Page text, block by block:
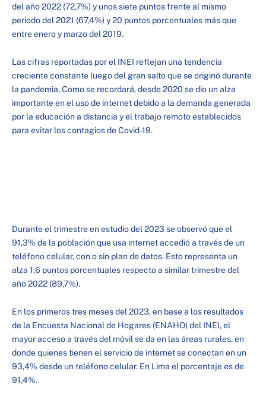
del año 2022 (72,7%) y unos siete puntos frente al mismo
periodo del 2021 (67,4%) y 20 puntos porcentuales más que
entre enero y marzo del 2019.
Las cifras reportadas por el INEI reflejan una tendencia
creciente constante luego del gran salto que se originó durante
la pandemia. Como se recordará, desde 2020 se dio un alza
importante en el uso de internet debido a la demanda generada
por la educación a distancia y el trabajo remoto establecidos
para evitar los contagios de Covid-19.
Durante el trimestre en estudio del 2023 se observó que el
91,3% de la población que usa internet accedió a través de un
teléfono celular, con o sin plan de datos. Esto representa un
alza 1,6 puntos porcentuales respecto a similar trimestre del
año 2022 (89,7%).
En los primeros tres meses del 2023, en base a los resultados
de la Encuesta Nacional de Hogares (ENAHO) del INEI, el
mayor acceso a través del móvil se da en las áreas rurales, en
donde quienes tienen el servicio de internet se conectan en un
93,4% desde un teléfono celular. En Lima el porcentaje es de
91,4%.